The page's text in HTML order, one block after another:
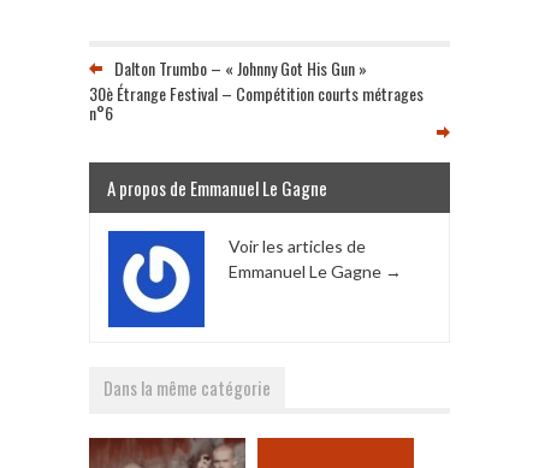
Dalton Trumbo – « Johnny Got His Gun »
30è Étrange Festival – Compétition courts métrages
n°6
A propos de Emmanuel Le Gagne
Voir les articles de
Emmanuel Le Gagne →
Dans la même catégorie